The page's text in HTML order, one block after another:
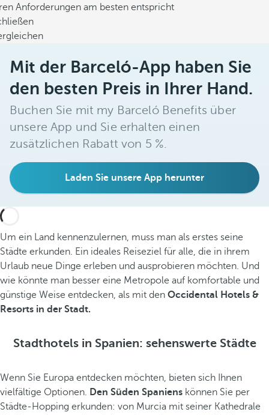
Anforderungen am besten entspricht
Mit der Barceló-App haben Sie
den besten Preis in Ihrer Hand.
Buchen Sie mit my Barceló Benefits über
unsere App und Sie erhalten einen
zusätzlichen Rabatt von 5 %.
Laden Sie unsere App herunter
Um ein Land kennenzulernen, muss man als erstes seine
Städte erkunden. Ein ideales Reiseziel für alle, die in ihrem
Urlaub neue Dinge erleben und ausprobieren möchten. Und
wie könnte man besser eine Metropole auf komfortable und
günstige Weise entdecken, als mit den Occidental Hotels &
Resorts in der Stadt.
Stadthotels in Spanien: sehenswerte Städte
Wenn Sie Europa entdecken möchten, bieten sich Ihnen
vielfältige Optionen. Den Süden Spaniens können Sie per
Städte-Hopping erkunden: von Murcia mit seiner Kathedrale